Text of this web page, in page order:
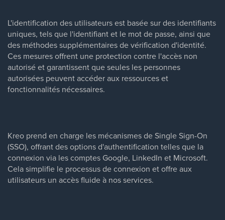
L'identification des utilisateurs est basée sur des identifiants
uniques, tels que l'identifiant et le mot de passe, ainsi que
des méthodes supplémentaires de vérification d'identité.
Ces mesures offrent une protection contre l'accès non
autorisé et garantissent que seules les personnes
autorisées peuvent accéder aux ressources et
fonctionnalités nécessaires.
Kreo prend en charge les mécanismes de Single Sign-On
(SSO), offrant des options d'authentification telles que la
connexion via les comptes Google, LinkedIn et Microsoft.
Cela simplifie le processus de connexion et offre aux
utilisateurs un accès fluide à nos services.